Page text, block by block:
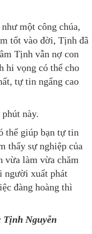
một công chúa,
tốt vào đời, Tịnh đã
Tịnh vẫn nợ con
vọng có thể cho
tự tin ngẩng cao
này.
thể giúp bạn tự tin
thấy sự nghiệp của
làm vừa chăm
người xuất phát
đàng hoàng thì
Tịnh Nguyễn